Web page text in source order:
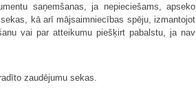
saņemšanas, ja nepieciešams, apseko
kā arī mājsaimniecības spēju, izmantojot
vai par atteikumu piešķirt pabalstu, ja nav
zaudējumu sekas.